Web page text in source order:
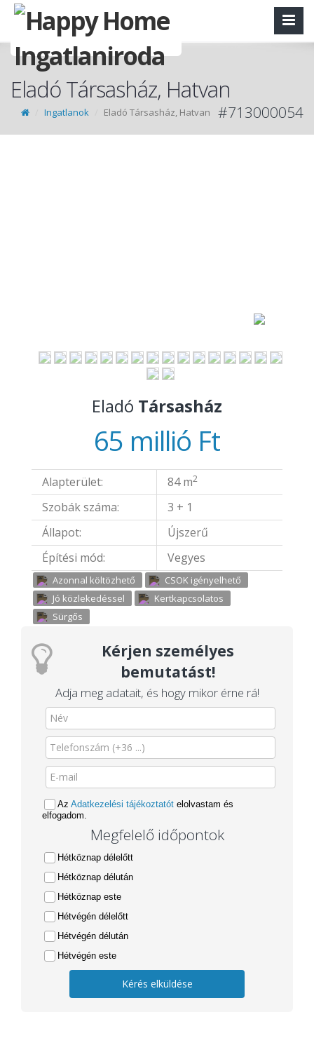
Eladó Társasház, Hatvan
Ingatlanok Eladó Társasház, Hatvan #713000054
Eladó Társasház
65 millió Ft
Alapterület: 84 m2
Szobák száma:
3 + 1
Állapot:
Újszerű
Építési mód:
Vegyes
Azonnal költözhető
CSOK igényelhető
Jó közlekedéssel
Kertkapcsolatos
Sürgős
Kérjen személyes
bemutatást!
Adja meg adatait, és hogy mikor érne rá!
Az Adatkezelési tájékoztatót elolvastam és
elfogadom.
Megfelelő időpontok
Hétköznap délelőtt
Hétköznap délután
Hétköznap este
Hétvégén délelőtt
Hétvégén délután
Hétvégén este
Kérés elküldése